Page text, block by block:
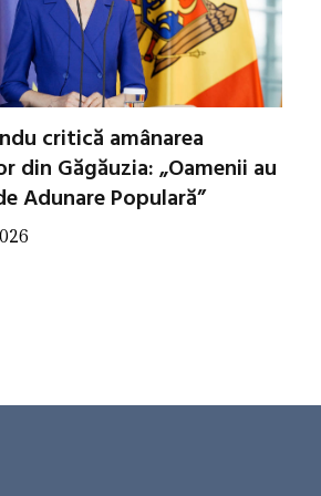
critică amânarea
din Găgăuzia: „Oamenii au
Adunare Populară”